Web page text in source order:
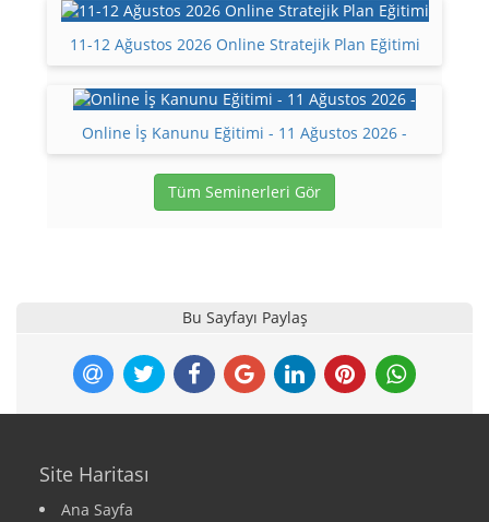
11-12 Ağustos 2026 Online Stratejik Plan Eğitimi
Online İş Kanunu Eğitimi - 11 Ağustos 2026 -
Tüm Seminerleri Gör
Bu Sayfayı Paylaş
Site Haritası
Ana Sayfa